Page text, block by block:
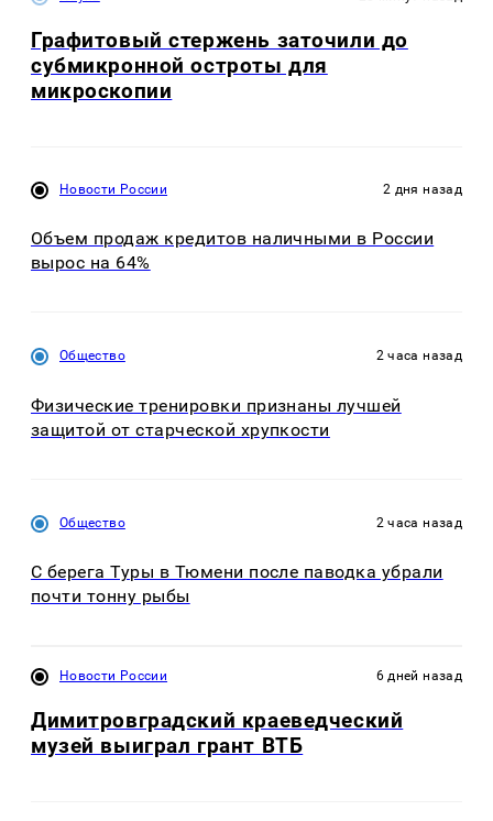
Графитовый стержень заточили до
субмикронной остроты для
микроскопии
Новости России 2 дня назад
Объем продаж кредитов наличными в России
вырос на 64%
Общество 2 часа назад
Физические тренировки признаны лучшей
защитой от старческой хрупкости
Общество 2 часа назад
С берега Туры в Тюмени после паводка убрали
почти тонну рыбы
Новости России 6 дней назад
Димитровградский краеведческий
музей выиграл грант ВТБ